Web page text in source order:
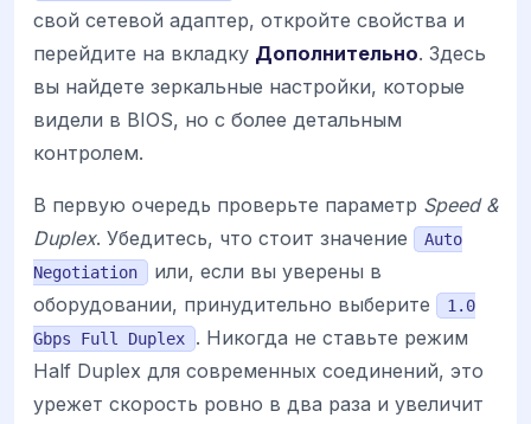
свой сетевой адаптер, откройте свойства и
перейдите на вкладку Дополнительно. Здесь
вы найдете зеркальные настройки, которые
видели в BIOS, но с более детальным
контролем.
В первую очередь проверьте параметр Speed &
Duplex. Убедитесь, что стоит значение
Auto
Negotiation
или, если вы уверены в
оборудовании, принудительно выберите
1.0
Gbps Full Duplex
. Никогда не ставьте режим
Half Duplex для современных соединений, это
урежет скорость ровно в два раза и увеличит